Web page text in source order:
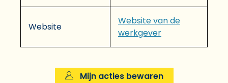
Website
Website van de
werkgever
Mijn acties bewaren